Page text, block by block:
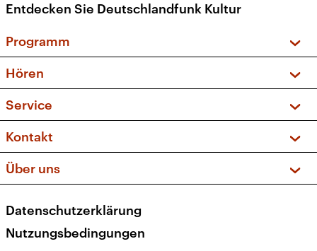
Entdecken Sie Deutschlandfunk Kultur
Programm
Sendungen und Podcasts
Musikliste
Kakadu – Das Kinderprogramm
Hören
Frequenzen (UKW + DAB+)
Service
FAQ
Apps
Newsletter
Veranstaltungen
Kontakt
Social Media
Über uns
Presse
Karriere
Datenschutzerklärung
Nutzungsbedingungen